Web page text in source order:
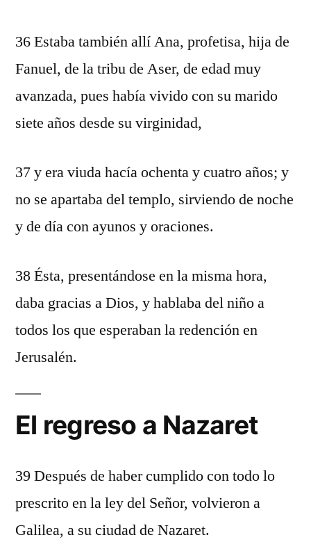
36 Estaba también allí Ana, profetisa, hija de
Fanuel, de la tribu de Aser, de edad muy
avanzada, pues había vivido con su marido
siete años desde su virginidad,
37 y era viuda hacía ochenta y cuatro años; y
no se apartaba del templo, sirviendo de noche
y de día con ayunos y oraciones.
38 Ésta, presentándose en la misma hora,
daba gracias a Dios, y hablaba del niño a
todos los que esperaban la redención en
Jerusalén.
El regreso a Nazaret
39 Después de haber cumplido con todo lo
prescrito en la ley del Señor, volvieron a
Galilea, a su ciudad de Nazaret.